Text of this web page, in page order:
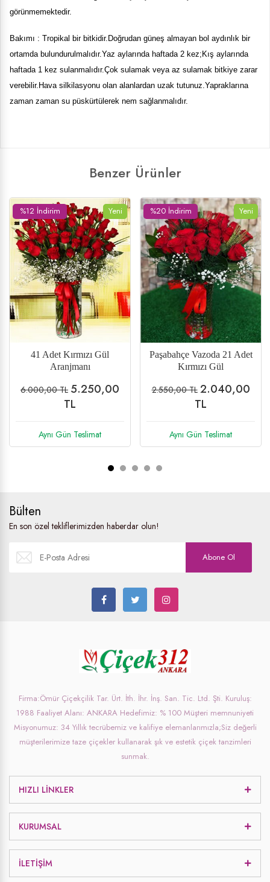
görünmemektedir.
Bakımı : Tropikal bir bitkidir.Doğrudan güneş almayan bol aydınlık bir
ortamda bulundurulmalıdır.Yaz aylarında haftada 2 kez;Kış aylarında
haftada 1 kez sulanmalıdır.Çok sulamak veya az sulamak bitkiye zarar
verebilir.Hava silkilasyonu olan alanlardan uzak tutunuz.Yapraklarına
zaman zaman su püskürtülerek nem sağlanmalıdır.
Benzer Ürünler
%23 İndirim Yeni
35 Adet Gül Aranjmanı
5.330,00 TL 4.100,00
Aynı Gün Teslimat
%19 İndirim
Kraton (Cratone) Saksı
Çiçeği
1.116,00 TL 899,00 TL
Bülten
En son özel tekliflerimizden haberdar olun!
Abone Ol
Firma:Ömür Çiçekçilik Tar. Ürt. İth. İhr. İnş. San. Tic. Ltd. Şti. Kuruluş:
1988 Faaliyet Alanı: ANKARA Hedefimiz: % 100 Müşteri memnuniyeti
Misyonumuz: 34 Yıllık tecrübemiz ve kalifiye elemanlarımızla;Siz değerli
müşterilerimize taze çiçekler kullanarak şık ve estetik çiçek tanzimleri
sunmak.
HIZLI LINKLER
KURUMSAL
İLETIŞIM